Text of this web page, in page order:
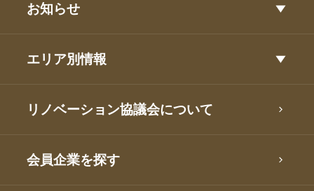
お知らせ
エリア別情報
リノベーション協議会について
会員企業を探す